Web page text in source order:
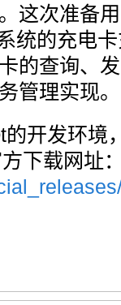
这次准备
统的充电
的查询、
管理实现。
开发环境
下载网址